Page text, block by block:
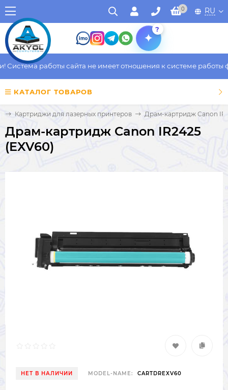
0 RU
?
работы сайта не имеет отношения к системе работы
КАТАЛОГ ТОВАРОВ
Картриджи для лазерных принтеров Драм-картридж Canon
Драм-картридж Canon IR2425
(EXV60)
НЕТ В НАЛИЧИИ MODEL-NAME: CARTDREXV60